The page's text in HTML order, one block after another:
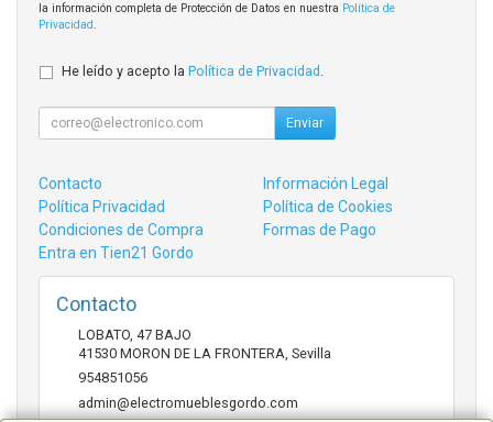
la información completa de Protección de Datos en nuestra Política de
Privacidad.
He leído y acepto la Política de Privacidad .
Enviar
Contacto
Información Legal
Política Privacidad
Política de Cookies
Condiciones de Compra
Formas de Pago
Entra en Tien21 Gordo
Contacto
LOBATO, 47 BAJO
41530 MORON DE LA FRONTERA, Sevilla
954851056
admin@electromueblesgordo.com